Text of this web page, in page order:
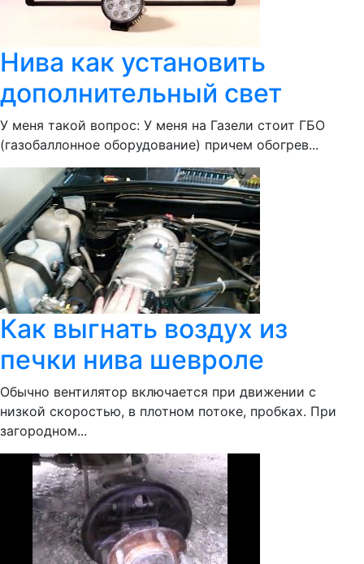
Нива как установить
дополнительный свет
У меня такой вопрос: У меня на Газели стоит ГБО
(газобаллонное оборудование) причем обогрев...
Как выгнать воздух из
печки нива шевроле
Обычно вентилятор включается при движении с
низкой скоростью, в плотном потоке, пробках. При
загородном...